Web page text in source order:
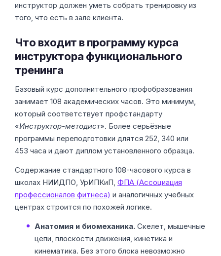
инструктор должен уметь собрать тренировку из
того, что есть в зале клиента.
Что входит в программу курса
инструктора функционального
тренинга
Базовый курс дополнительного профобразования
занимает 108 академических часов. Это минимум,
который соответствует профстандарту
«Инструктор-методист». Более серьёзные
программы переподготовки длятся 252, 340 или
453 часа и дают диплом установленного образца.
Содержание стандартного 108-часового курса в
школах НИИДПО, УрИПКиП, ФПА (Ассоциация
профессионалов фитнеса) и аналогичных учебных
центрах строится по похожей логике.
Анатомия и биомеханика. Скелет, мышечные
цепи, плоскости движения, кинетика и
кинематика. Без этого блока невозможно